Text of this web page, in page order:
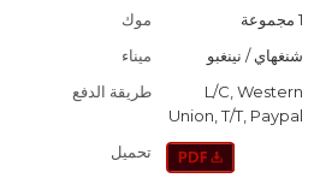
موك
1 مجموعة
ميناء
شنغهاي / نينغبو
طريقة الدفع
L/C, Western
Union, T/T, Paypal
تحميل